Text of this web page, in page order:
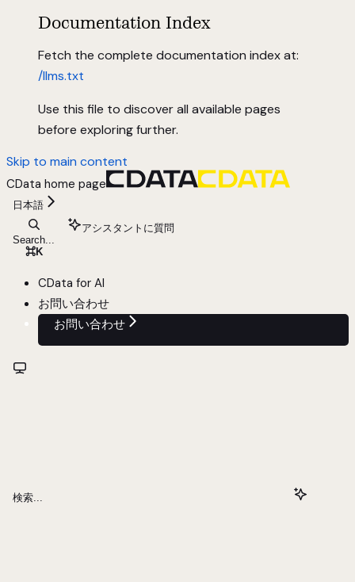
Documentation Index
Fetch the complete documentation index at:
/llms.txt
Use this file to discover all available pages
before exploring further.
Skip to main content
CData home page
日本語
Search...
⌘K
アシスタントに質問
CData for AI
お問い合わせ
お問い合わせ
検索...